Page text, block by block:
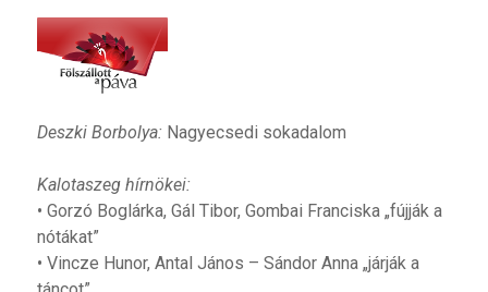
Deszki Borbolya: Nagyecsedi sokadalom
Kalotaszeg hírnökei:
• Gorzó Boglárka, Gál Tibor, Gombai Franciska „fújják a
nótákat”
• Vincze Hunor, Antal János – Sándor Anna „járják a